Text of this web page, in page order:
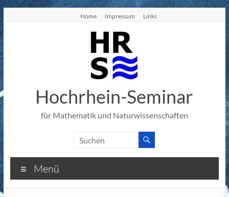
Inhalt
Home Impressum Links
Hochrhein-Seminar
für Mathematik und Naturwissenschaften
Menü